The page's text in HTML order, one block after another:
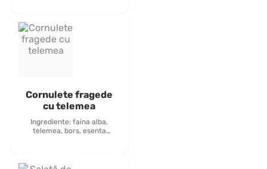
inclus: tacâmuri, pâine,
sos de maionezâ alergeni:
oua si produse derivate
Cornulete fragede
cu telemea
Ingrediente: faina alba,
telemea, bors, esenta